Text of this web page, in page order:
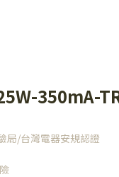
350mA-
局/台灣電器安規認證